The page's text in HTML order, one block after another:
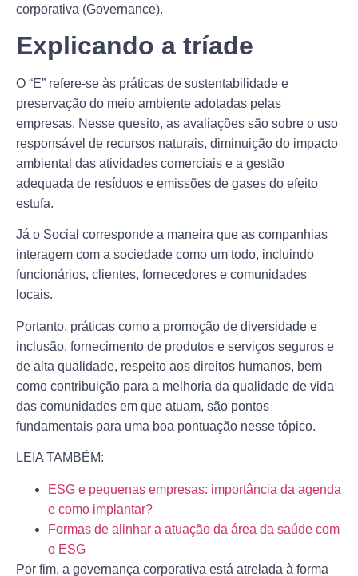
corporativa (Governance).
Explicando a tríade
O “E” refere-se às práticas de sustentabilidade e
preservação do meio ambiente adotadas pelas
empresas. Nesse quesito, as avaliações são sobre o uso
responsável de recursos naturais, diminuição do impacto
ambiental das atividades comerciais e a gestão
adequada de resíduos e emissões de gases do efeito
estufa.
Já o Social corresponde a maneira que as companhias
interagem com a sociedade como um todo, incluindo
funcionários, clientes, fornecedores e comunidades
locais.
Portanto, práticas como a promoção de diversidade e
inclusão, fornecimento de produtos e serviços seguros e
de alta qualidade, respeito aos direitos humanos, bem
como contribuição para a melhoria da qualidade de vida
das comunidades em que atuam, são pontos
fundamentais para uma boa pontuação nesse tópico.
LEIA TAMBÉM:
ESG e pequenas empresas: importância da agenda
e como implantar?
Formas de alinhar a atuação da área da saúde com
o ESG
Por fim, a governança corporativa está atrelada à forma